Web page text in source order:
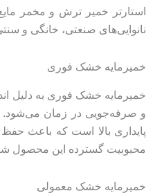
استارتر خمیر ترش و مخمر
نانوایی‌های صنعتی، خانگی و
خمیرمایه خشک فوری
خمیرمایه خشک فوری به دلیل
پایداری بالا است که باعث
محبوبیت گسترده این محصول
خمیرمایه خشک معمولی